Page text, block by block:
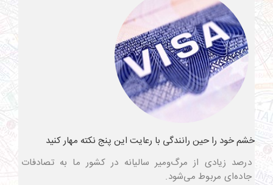
خشم خود را حین رانندگی با رعایت این پنج نکته مهار کنید
درصد زیادی از مرگ‌ومیر سالیانه در کشور ما به تصادفات
جاده‌ای مربوط می‌شود.